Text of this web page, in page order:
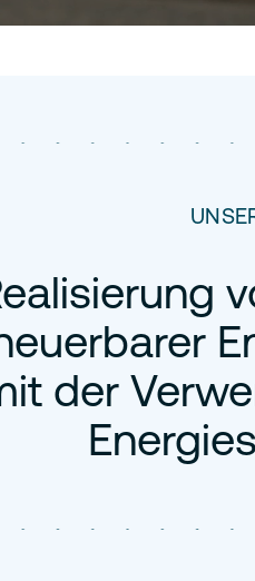
der